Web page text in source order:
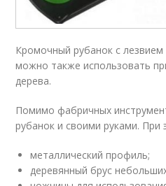
Кромочный рубанок с лезвием
можно также использовать
дерева.
Помимо фабричных
рубанок и своими руками.
металлический профиль;
деревянный брус